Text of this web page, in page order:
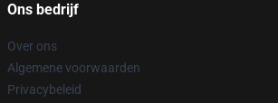
Ons bedrijf
Over ons
Algemene voorwaarden
Privacybeleid